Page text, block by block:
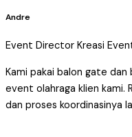
Andre
Event Director Kreasi
Kami pakai balon gate dan
event olahraga klien kami.
dan proses koordinasinya